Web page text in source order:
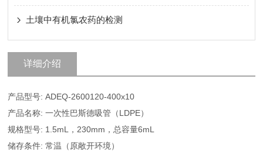
土壤中有机氯农药的检测
详细介绍
产品型号: ADEQ-2600120-400x10
产品名称: 一次性巴斯德吸管（LDPE）
规格型号: 1.5mL，230mm，总容量6mL
储存条件: 常温（原敞开环境）